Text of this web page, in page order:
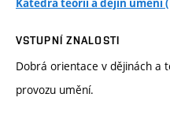
Katedra teorií a dějin umění
VSTUPNÍ ZNALOSTI
Dobrá orientace v dějinách a
provozu umění.